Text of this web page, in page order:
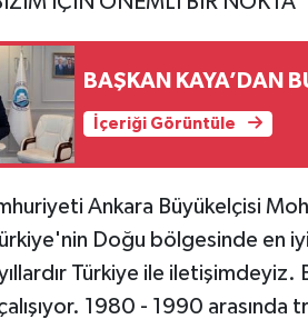
BAŞKAN KAYA’DAN
İçeriği Görüntüle
Ankara Büyükelçisi
Doğu bölgesinde en
Türkiye ile
çalışıyor. 1980 - 1990